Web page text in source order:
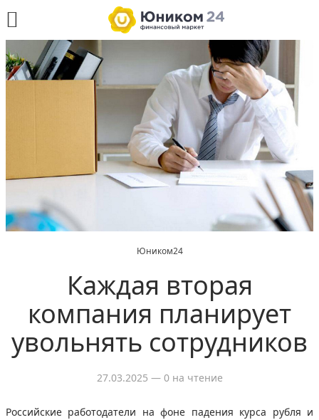
Юником24
Каждая вторая
компания планирует
увольнять сотрудников
27.03.2025 — 0 на чтение
Российские работодатели на фоне падения курса рубля и